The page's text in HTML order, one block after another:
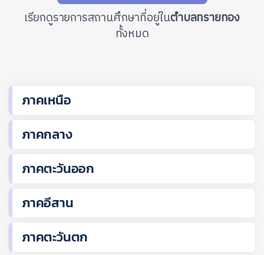
เรียกดูรายการสถานศึกษาที่อยู่ในตำบลทรายทอง
ทั้งหมด
ภาคเหนือ
ภาคกลาง
ภาคตะวันออก
ภาคอีสาน
ภาคตะวันตก